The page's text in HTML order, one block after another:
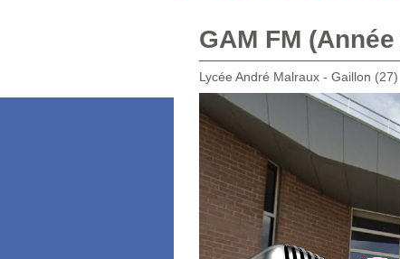
GAM FM
Lycée André Malraux - Gaillon (27)